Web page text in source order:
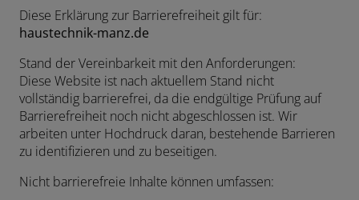
Diese Erklärung zur Barrierefreiheit gilt für:
haustechnik-manz.de
Stand der Vereinbarkeit mit den Anforderungen:
Diese Website ist nach aktuellem Stand nicht
vollständig barrierefrei, da die endgültige Prüfung auf
Barrierefreiheit noch nicht abgeschlossen ist. Wir
arbeiten unter Hochdruck daran, bestehende Barrieren
zu identifizieren und zu beseitigen.
Nicht barrierefreie Inhalte können umfassen: